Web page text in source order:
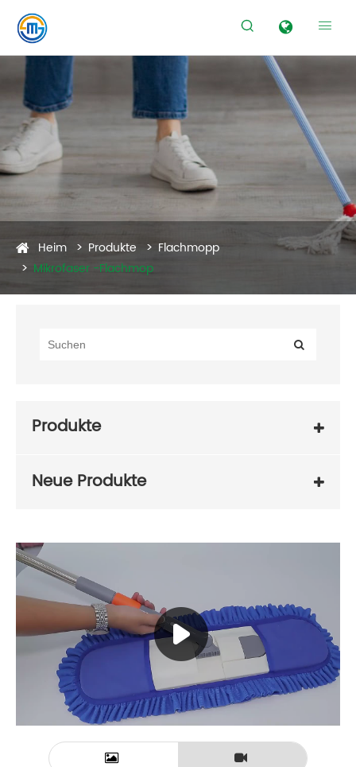
 
Heim Produkte
Flachmopp
Mikrofaser -Flachmop
Produkte
Neue Produkte